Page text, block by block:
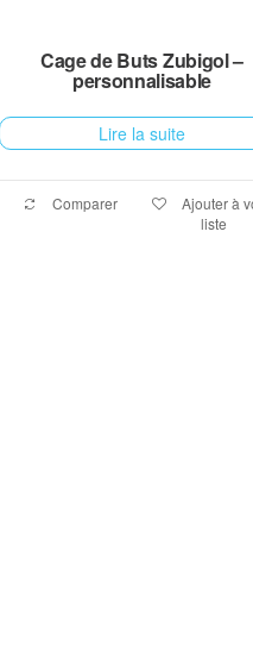
Cage de Buts Zubigol –
personnalisable
Lire la suite
Comparer
Ajouter à
liste